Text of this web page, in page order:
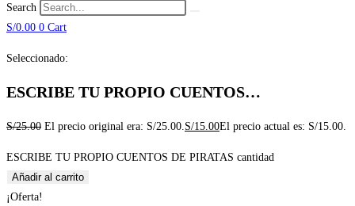
Search
S/0.00 0 Cart
Seleccionado:
ESCRIBE TU PROPIO CUENTOS…
S/25.00 El precio original era: S/25.00. S/15.00El precio actual es: S/15.00.
ESCRIBE TU PROPIO CUENTOS DE PIRATAS cantidad
Añadir al carrito
¡Oferta!